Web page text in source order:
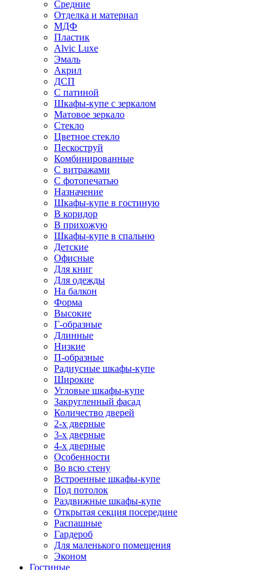
Средние
Отделка и материал
МДФ
Пластик
Alvic Luxe
Эмаль
Акрил
ДСП
С патиной
Шкафы-купе с зеркалом
Матовое зеркало
Стекло
Цветное стекло
Пескоструй
Комбинированные
С витражами
С фотопечатью
Назначение
Шкафы-купе в гостиную
В коридор
В прихожую
Шкафы-купе в спальню
Детские
Офисные
Для книг
Для одежды
На балкон
Форма
Высокие
Г-образные
Длинные
Низкие
П-образные
Радиусные шкафы-купе
Широкие
Угловые шкафы-купе
Закругленный фасад
Количество дверей
2-х дверные
3-х дверные
4-х дверные
Особенности
Во всю стену
Встроенные шкафы-купе
Под потолок
Раздвижные шкафы-купе
Открытая секция посередине
Распашные
Гардероб
Для маленького помещения
Эконом
Гостиные